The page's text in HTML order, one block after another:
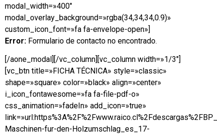
modal_width=»400″
modal_overlay_background=»rgba(34,34,34,0.9)»
custom_icon_font=»fa fa-envelope-open»]
Error: Formulario de contacto no encontrado.
[/aone_modal][/vc_column][vc_column width=»1/3″]
[vc_btn title=»FICHA TÉCNICA» style=»classic»
shape=»square» color=»black» align=»center»
i_icon_fontawesome=»fa fa-file-pdf-o»
css_animation=»fadeIn» add_icon=»true»
Maschinen-fur-den-Holzumschlag_es_17-